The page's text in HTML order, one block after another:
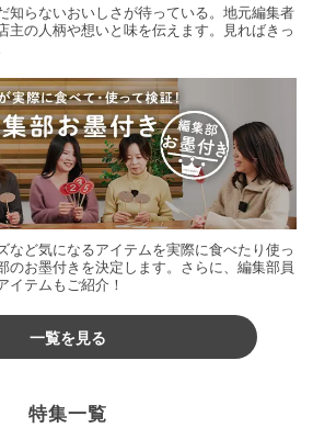
知らないおいしさが待っている。地元編集者
主の人柄や想いと味を伝えます。見ればきっ
など気になるアイテムを実際に食べたり使っ
のお墨付きを決定します。さらに、編集部員
イテムもご紹介！
一覧を見る
特集一覧